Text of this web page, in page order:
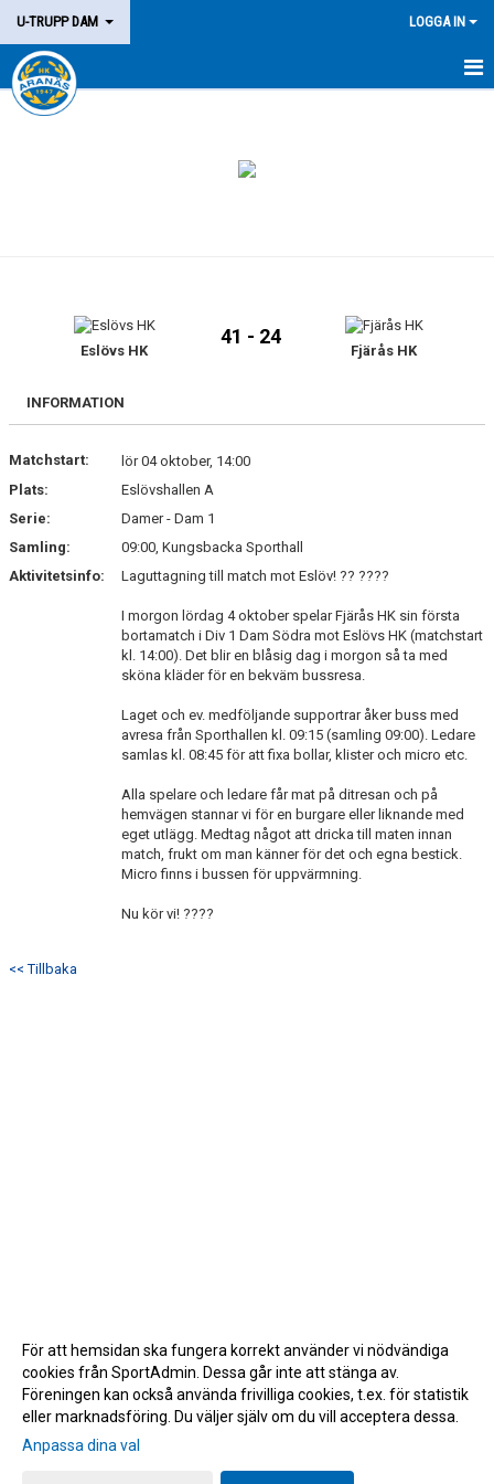
U-TRUPP DAM LOGGA IN
HEM
Eslövs HK
41 - 24
Fjärås HK
INFORMATION
Matchstart:
lör 04 oktober, 14:00
Plats:
Eslövshallen A
Serie:
Damer - Dam 1
Samling:
09:00, Kungsbacka Sporthall
Aktivitetsinfo:
Laguttagning till match mot Eslöv! ?? ????
I morgon lördag 4 oktober spelar Fjärås HK sin första
bortamatch i Div 1 Dam Södra mot Eslövs HK (matchstart
kl. 14:00). Det blir en blåsig dag i morgon så ta med
sköna kläder för en bekväm bussresa.
Laget och ev. medföljande supportrar åker buss med
avresa från Sporthallen kl. 09:15 (samling 09:00). Ledare
samlas kl. 08:45 för att fixa bollar, klister och micro etc.
Alla spelare och ledare får mat på ditresan och på
hemvägen stannar vi för en burgare eller liknande med
eget utlägg. Medtag något att dricka till maten innan
match, frukt om man känner för det och egna bestick.
Micro finns i bussen för uppvärmning.
Nu kör vi! ????
<< Tillbaka
Gå till Webbversion
För att hemsidan ska fungera korrekt använder vi nödvändiga
cookies från SportAdmin. Dessa går inte att stänga av.
Föreningen kan också använda frivilliga cookies, t.ex. för statistik
eller marknadsföring. Du väljer själv om du vill acceptera dessa.
Anpassa dina val